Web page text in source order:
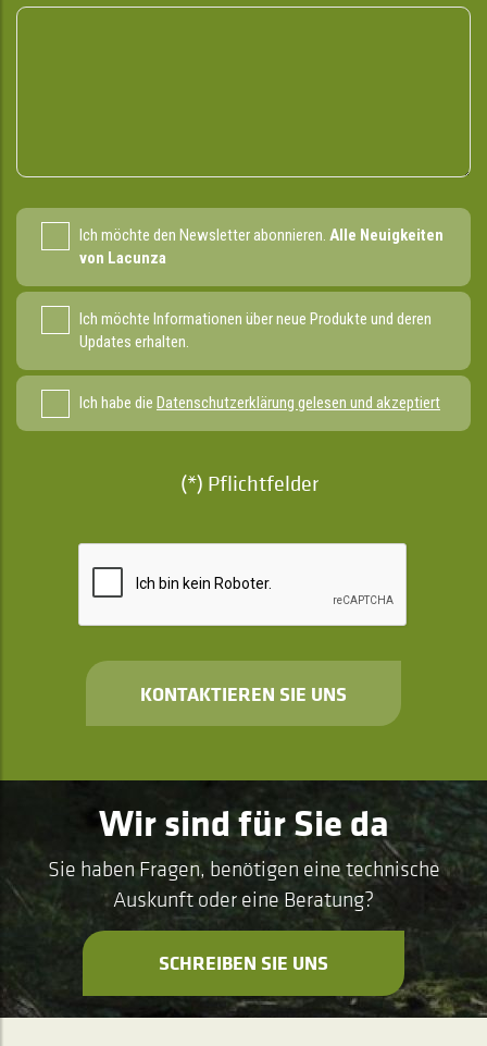
Ich möchte den Newsletter abonnieren. Alle Neuigkeiten
von Lacunza
Ich möchte Informationen über neue Produkte und deren
Updates erhalten.
Ich habe die Datenschutzerklärung gelesen und akzeptiert
(*) Pflichtfelder
KONTAKTIEREN SIE UNS
Wir sind für Sie da
Sie haben Fragen, benötigen eine technische
Auskunft oder eine Beratung?
SCHREIBEN SIE UNS